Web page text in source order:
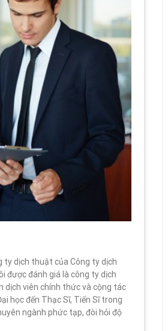
ty dịch thuật của Công ty dịch
được đánh giá là công ty dịch
dịch viên chính thức và cộng tác
học đến Thạc Sĩ, Tiến Sĩ trong
ngành phức tạp, đòi hỏi độ